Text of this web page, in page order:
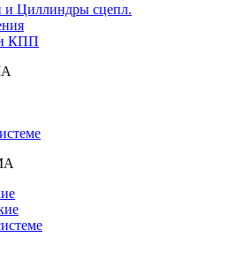
Циллиндры сцепл.
КПП